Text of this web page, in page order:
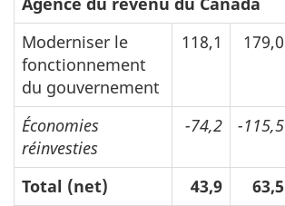
Moderniser le
fonctionnement
du gouvernement
118,1 179,0
Économies
réinvesties
-74,2 -115,5
Total (net) 43,9 63,5